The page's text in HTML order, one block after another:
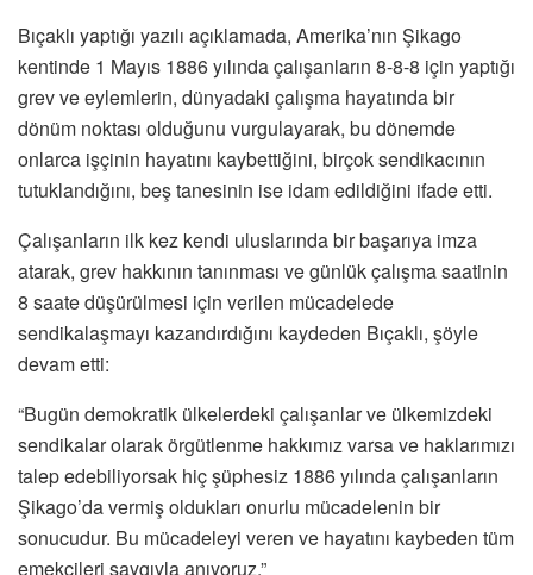
Bıçaklı yaptığı yazılı açıklamada, Amerika’nın Şikago
kentinde 1 Mayıs 1886 yılında çalışanların 8-8-8 için yaptığı
grev ve eylemlerin, dünyadaki çalışma hayatında bir
dönüm noktası olduğunu vurgulayarak, bu dönemde
onlarca işçinin hayatını kaybettiğini, birçok sendikacının
tutuklandığını, beş tanesinin ise idam edildiğini ifade etti.
Çalışanların ilk kez kendi uluslarında bir başarıya imza
atarak, grev hakkının tanınması ve günlük çalışma saatinin
8 saate düşürülmesi için verilen mücadelede
sendikalaşmayı kazandırdığını kaydeden Bıçaklı, şöyle
devam etti:
“Bugün demokratik ülkelerdeki çalışanlar ve ülkemizdeki
sendikalar olarak örgütlenme hakkımız varsa ve haklarımızı
talep edebiliyorsak hiç şüphesiz 1886 yılında çalışanların
Şikago’da vermiş oldukları onurlu mücadelenin bir
sonucudur. Bu mücadeleyi veren ve hayatını kaybeden tüm
emekçileri saygıyla anıyoruz.”